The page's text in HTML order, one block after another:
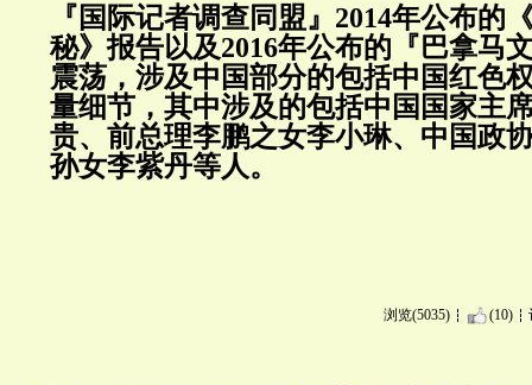
『国际记者调查同盟』2014年公布的
秘》报告以及2016年公布的『巴拿马
震荡，涉及中国部分的包括中国红色
量细节，其中涉及的包括中国国家主
贵、前总理李鹏之女李小琳、中国政
孙女李紫丹等人。
浏览(5035) (10)